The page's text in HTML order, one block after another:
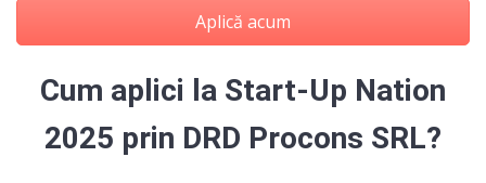
Aplică acum
Cum aplici la Start-Up Nation
2025 prin DRD Procons SRL?